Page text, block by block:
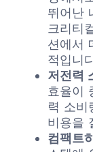
뛰어난
크리티
션에서
적입니
저전력
효율이
력 소비
비용을
컴팩트